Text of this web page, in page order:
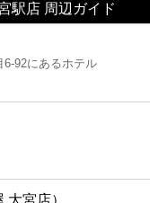
駅店 周辺ガイド
6-92にあるホテル
宮店）